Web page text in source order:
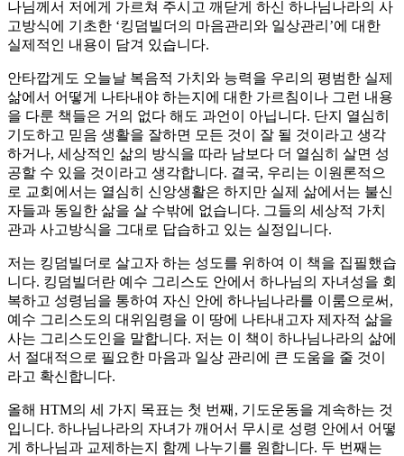
나님께서 저에게 가르쳐 주시고 깨닫게 하신 하나님나라의 사
고방식에 기초한 ‘킹덤빌더의 마음관리와 일상관리’에 대한
실제적인 내용이 담겨 있습니다.
안타깝게도 오늘날 복음적 가치와 능력을 우리의 평범한 실제
삶에서 어떻게 나타내야 하는지에 대한 가르침이나 그런 내용
을 다룬 책들은 거의 없다 해도 과언이 아닙니다. 단지 열심히
기도하고 믿음 생활을 잘하면 모든 것이 잘 될 것이라고 생각
하거나, 세상적인 삶의 방식을 따라 남보다 더 열심히 살면 성
공할 수 있을 것이라고 생각합니다. 결국, 우리는 이원론적으
로 교회에서는 열심히 신앙생활은 하지만 실제 삶에서는 불신
자들과 동일한 삶을 살 수밖에 없습니다. 그들의 세상적 가치
관과 사고방식을 그대로 답습하고 있는 실정입니다.
저는 킹덤빌더로 살고자 하는 성도를 위하여 이 책을 집필했습
니다. 킹덤빌더란 예수 그리스도 안에서 하나님의 자녀성을 회
복하고 성령님을 통하여 자신 안에 하나님나라를 이룸으로써,
예수 그리스도의 대위임령을 이 땅에 나타내고자 제자적 삶을
사는 그리스도인을 말합니다. 저는 이 책이 하나님나라의 삶에
서 절대적으로 필요한 마음과 일상 관리에 큰 도움을 줄 것이
라고 확신합니다.
올해 HTM의 세 가지 목표는 첫 번째, 기도운동을 계속하는 것
입니다. 하나님나라의 자녀가 깨어서 무시로 성령 안에서 어떻
게 하나님과 교제하는지 함께 나누기를 원합니다. 두 번째는